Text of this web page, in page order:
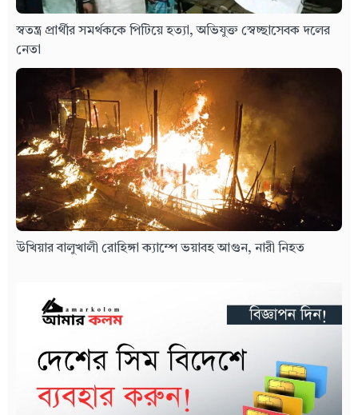
স্বতন্ত্র প্রার্থীর সমর্থককে পিটিয়ে হত্যা, অভিযুক্ত স্বেচ্ছাসেবক দলের
নেতা
উখিয়ার বালুখালী রোহিঙ্গা ক্যাম্পে ভয়াবহ আগুন, নারী নিহত